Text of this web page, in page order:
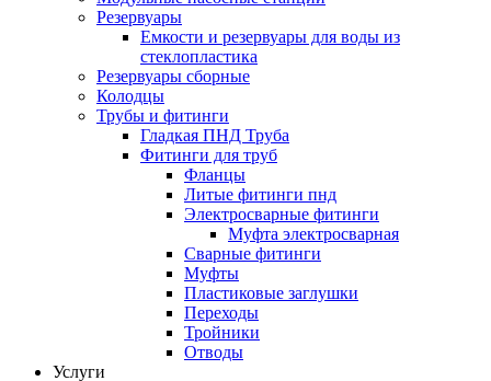
Резервуары
Емкости и резервуары для воды из
стеклопластика
Резервуары сборные
Колодцы
Трубы и фитинги
Гладкая ПНД Труба
Фитинги для труб
Фланцы
Литые фитинги пнд
Электросварные фитинги
Муфта электросварная
Сварные фитинги
Муфты
Пластиковые заглушки
Переходы
Тройники
Отводы
Услуги